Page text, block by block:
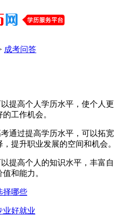
成考问答
提高个人学历水平，使个人更
工作机会。
通过提高学历水平，可以拓宽
提升职业发展的空间和机会。
提高个人的知识水平，丰富自
和能力。
择哪些
业好就业